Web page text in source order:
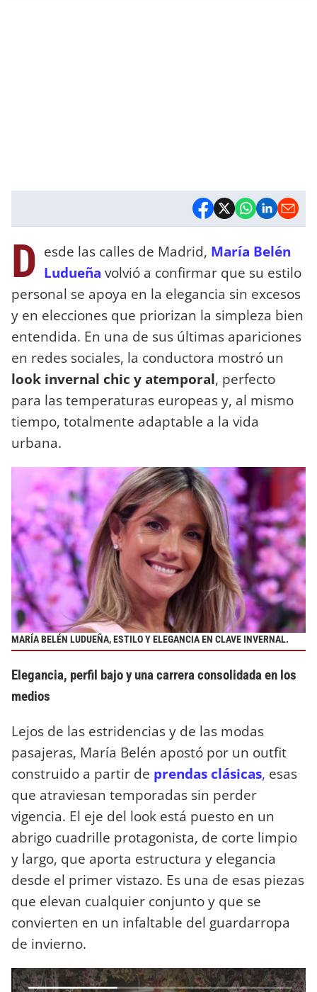
D esde las calles de Madrid, María Belén
Ludueña volvió a confirmar que su estilo
personal se apoya en la elegancia sin excesos
y en elecciones que priorizan la simpleza bien
entendida. En una de sus últimas apariciones
en redes sociales, la conductora mostró un
look invernal chic y atemporal, perfecto
para las temperaturas europeas y, al mismo
tiempo, totalmente adaptable a la vida
urbana.
MARÍA BELÉN LUDUEÑA, ESTILO Y ELEGANCIA EN CLAVE INVERNAL.
Elegancia, perfil bajo y una carrera consolidada en los
medios
Lejos de las estridencias y de las modas
pasajeras, María Belén apostó por un outfit
construido a partir de prendas clásicas, esas
que atraviesan temporadas sin perder
vigencia. El eje del look está puesto en un
abrigo cuadrille protagonista, de corte limpio
y largo, que aporta estructura y elegancia
desde el primer vistazo. Es una de esas piezas
que elevan cualquier conjunto y que se
convierten en un infaltable del guardarropa
de invierno.